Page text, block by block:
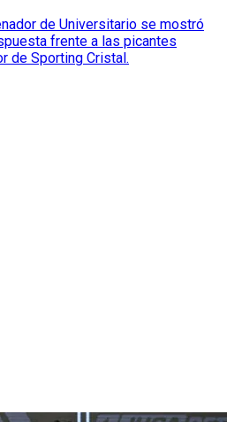
de Universitario se mostró
frente a las picantes
de Sporting Cristal.